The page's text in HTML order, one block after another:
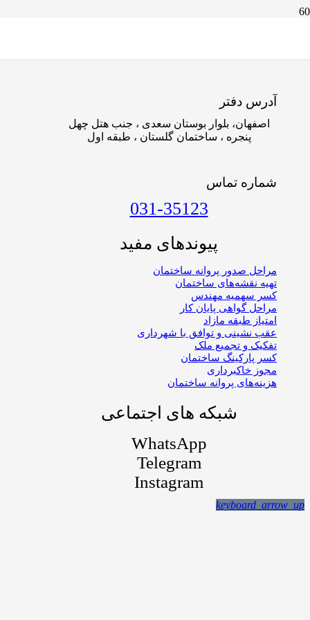
آدرس دفتر
اصفهان، بلوار بوستان سعدی ، جنب هتل چهل
پنجره ، ساختمان گلستان ، طبقه اول
شماره تماس
031-35123
پیوندهای مفید
مراحل صدور پروانه ساختمان
تهیه نقشه‌های ساختمان
کسر سهمیه مهندس
مراحل گواهی پایان کار
امتیاز طبقه مازاد
عقب نشینی و توافق با شهرداری
تفکیک و تجمیع ملک
کسر پارکینگ ساختمان
مجوز خاکبرداری
هزینه‌های پروانه ساختمان
شبکه های اجتماعی
WhatsApp
Telegram
Instagram
keyboard_arrow_up